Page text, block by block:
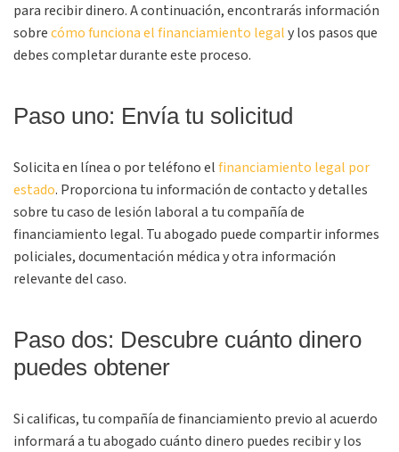
para recibir dinero. A continuación, encontrarás información
sobrecómo funciona el financiamiento legaly los pasos que
debes completar durante este proceso.
Paso uno: Envía tu solicitud
Solicita en línea o por teléfono elfinanciamiento legal por
estado. Proporciona tu información de contacto y detalles
sobre tu caso de lesión laboral a tu compañía de
financiamiento legal. Tu abogado puede compartir informes
policiales, documentación médica y otra información
relevante del caso.
Paso dos: Descubre cuánto dinero
puedes obtener
Si calificas, tu compañía de financiamiento previo al acuerdo
informará a tu abogado cuánto dinero puedes recibir y los